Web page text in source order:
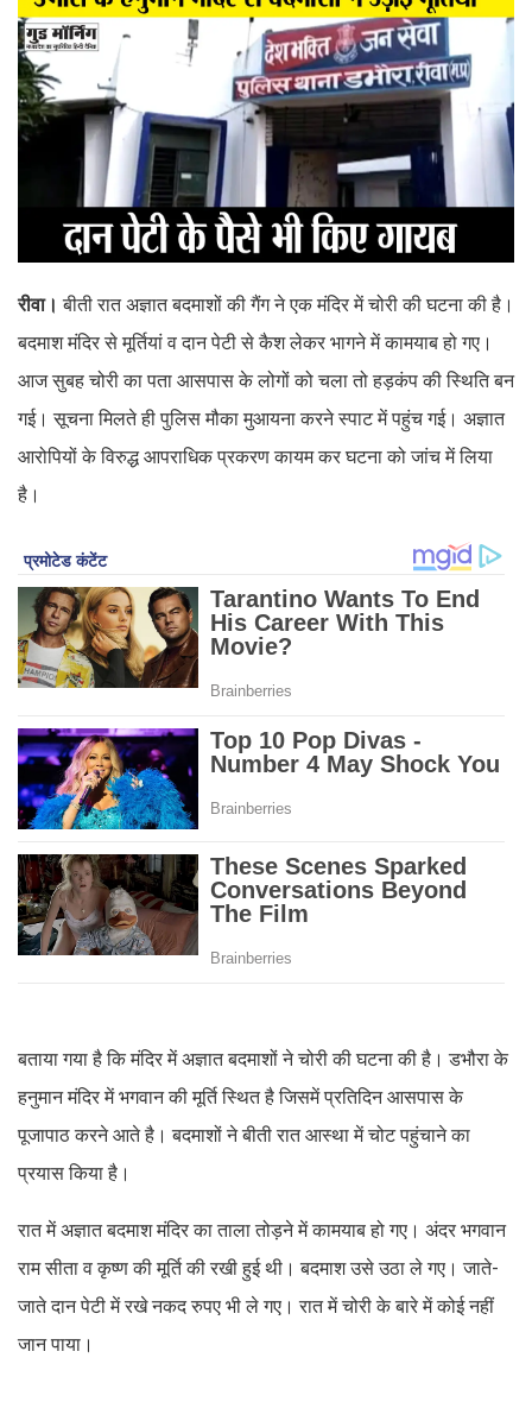
रीवा।बीती रात अज्ञात बदमाशों की गैंग ने एक मंदिर में चोरी की घटना की है।
बदमाश मंदिर से मूर्तियां व दान पेटी से कैश लेकर भागने में कामयाब हो गए।
आज सुबह चोरी का पता आसपास के लोगों को चला तो हड़कंप की स्थिति बन
गई। सूचना मिलते ही पुलिस मौका मुआयना करने स्पाट में पहुंच गई। अज्ञात
आरोपियों के विरुद्ध आपराधिक प्रकरण कायम कर घटना को जांच में लिया
है।
बताया गया है कि मंदिर में अज्ञात बदमाशों ने चोरी की घटना की है। डभौरा के
हनुमान मंदिर में भगवान की मूर्ति स्थित है जिसमें प्रतिदिन आसपास के
पूजापाठ करने आते है। बदमाशों ने बीती रात आस्था में चोट पहुंचाने का
प्रयास किया है।
रात में अज्ञात बदमाश मंदिर का ताला तोड़ने में कामयाब हो गए। अंदर भगवान
राम सीता व कृष्ण की मूर्ति की रखी हुई थी। बदमाश उसे उठा ले गए। जाते-
जाते दान पेटी में रखे नकद रुपए भी ले गए। रात में चोरी के बारे में कोई नहीं
जान पाया।